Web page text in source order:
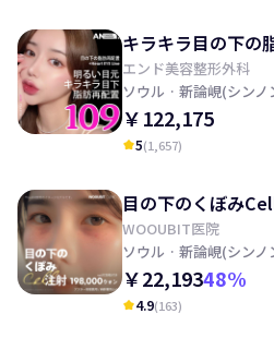
キラキラ目の下の
エンド美容整形外科
ソウル · 新論峴(シン
￥122,175
kid_star5(1,657)
目の下のくぼみ
WOOUBIT医院
ソウル · 新論峴(シン
￥22,19348%
kid_star4.9(163)